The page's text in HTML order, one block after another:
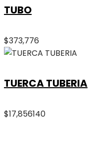
TUBO
$373,776
TUERCA TUBERIA
$17,856140